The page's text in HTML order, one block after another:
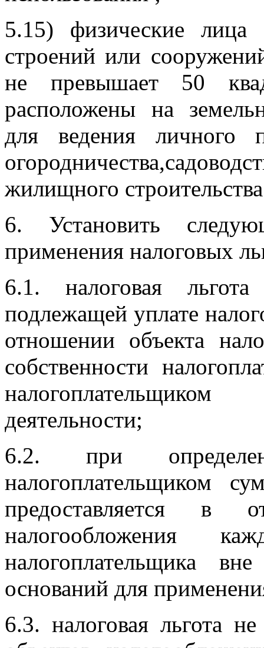
5.15) физические лица
строений или
не превышает 50
расположены на
для ведения личного
жилищного
6. Установить
применения налоговых
6.1. налоговая льгота
подлежащей уплате
отношении объекта
собственности
деятельности;
6.2. при
налогоплательщиком
предоставляется в
налогообложения
налогоплательщика
оснований для
6.3. налоговая льгота